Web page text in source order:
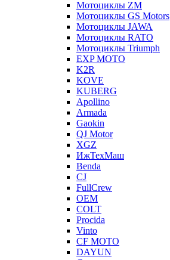
Мотоциклы ZM
Мотоциклы GS Motors
Мотоциклы JAWA
Мотоциклы RATO
Мотоциклы Triumph
EXP MOTO
K2R
KOVE
KUBERG
Apollino
Armada
Gaokin
QJ Motor
XGZ
ИжТехМаш
Benda
CJ
FullCrew
OEM
COLT
Procida
Vinto
CF MOTO
DAYUN